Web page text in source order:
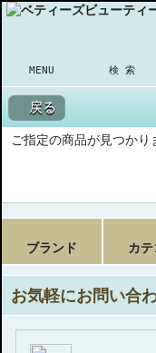
MENU 検 索
戻る
ご指定の商品が見つかり
ブランド カテ
お気軽にお問い合